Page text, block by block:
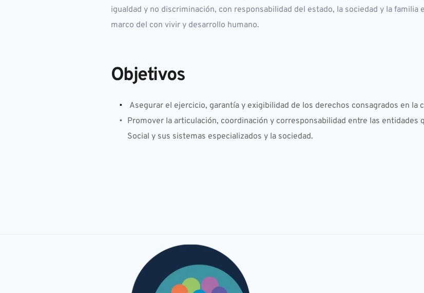
igualdad y no discriminación, con responsabilidad del estado, la sociedad y la familia
marco del con vivir y desarrollo humano.
Objetivos
Asegurar el ejercicio, garantía y exigibilidad de los derechos consagrados en
Promover la articulación, coordinación y corresponsabilidad entre las entidades
Social y sus sistemas especializados y la sociedad.